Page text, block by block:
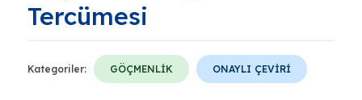
Tercümesi
Kategoriler: GÖÇMENLİK ONAYLI ÇEVİRİ